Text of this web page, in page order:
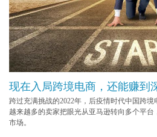
现在入局跨境电商，还能赚到
跨过充满挑战的2022年，后疫情时代中国跨境
越来越多的卖家把眼光从亚马逊转向多个平
市场。